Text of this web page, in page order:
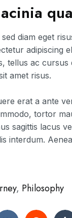
diam eget
adipiscing
tellus ac
amet risus.
erat a ante
tortor
sagittis lacus
interdum.
, Philosophy